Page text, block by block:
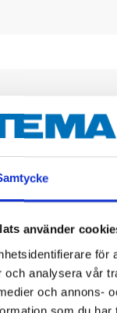
använder
för
och analysera vår
och annons-